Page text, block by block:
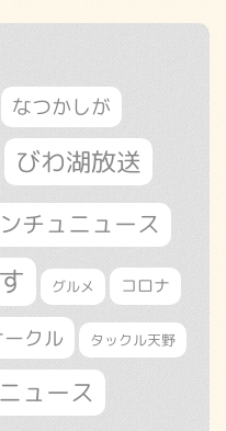
なつかしが
びわ湖放送
チュニュース
グルメ コロナ
クル タックル天野
ニュース